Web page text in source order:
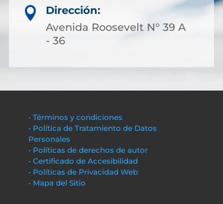

Dirección:
Avenida Roosevelt N° 39 A
- 36
• Términos y condiciones
• Política de Tratamiento de Datos
Personales
• Políticas de derechos de autor
• Certificado de Accesibilidad
• Políticas de Privacidad Web
• Mapa del Sitio